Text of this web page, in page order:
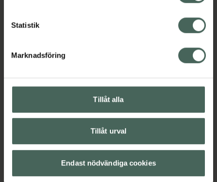
Statistik
Marknadsföring
Tillåt alla
Tillåt urval
Endast nödvändiga cookies
syd till Lappland i norr, och online i mobilen och på
datorn. Oavsett vem du är så är det vårt uppdrag att
med oss.
Hitta apotek
Kundklubb
Sajtens tillgänglighet
App